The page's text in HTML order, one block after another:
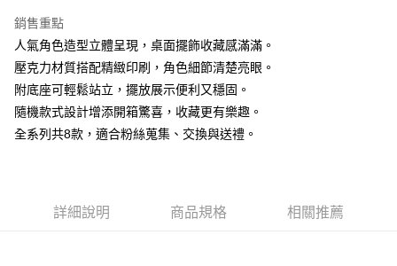
相關說明
AFTEE先享後付是「在收到商品之後才付款」的支付方式。 讓您購物簡單
便利好安心！
１．簡單：不需註冊會員、不需綁卡、不需儲值。
２．便利：只要手機號碼，簡訊認證，即可結帳。
３．安心：先確認商品／服務後，再付款。
３．收到繳費通知簡訊後14天內，點擊此簡訊中的連結，可透過四大超商／
ATM付款
運送方式
全家付款取貨
每筆NT$60，滿NT$499(含以上)免運費
銷售重點
人氣角色造型立體呈現，桌面擺飾收藏感滿滿。
壓克力材質搭配精緻印刷，角色細節清楚亮眼。
附底座可輕鬆站立，擺放展示便利又穩固。
隨機款式設計增添開箱驚喜，收藏更有樂趣。
全系列共8款，適合粉絲蒐集、交換與送禮。
詳細說明 商品規格 相關推薦